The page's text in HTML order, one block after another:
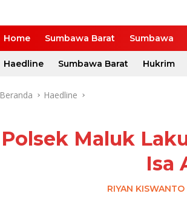
Home Sumbawa Barat Sumbawa
Haedline Sumbawa Barat Hukrim
Beranda Haedline
Polsek Maluk
Isa
RIYAN KISWANTO